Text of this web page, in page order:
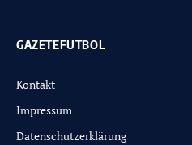
GAZETEFUTBOL
Kontakt
Impressum
Datenschutzerklärung